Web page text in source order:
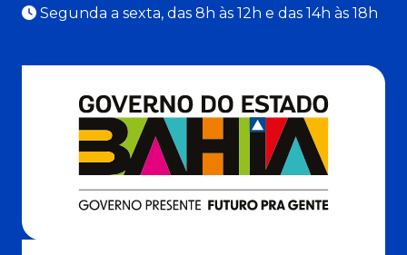
Segunda a sexta, das 8h às 12h e das 14h às 18h